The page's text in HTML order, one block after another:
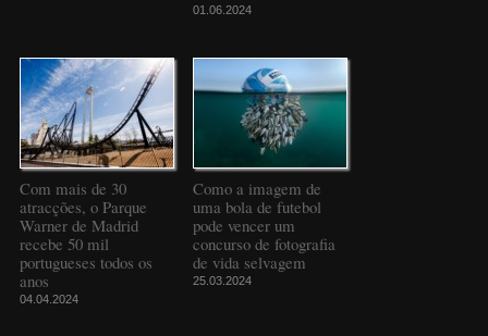
01.06.2024
Com mais de 30
atracções, o Parque
Warner de Madrid
recebe 50 mil
portugueses todos os
anos
04.04.2024
Como a imagem de
uma bola de futebol
pode vencer um
concurso de fotografia
de vida selvagem
25.03.2024